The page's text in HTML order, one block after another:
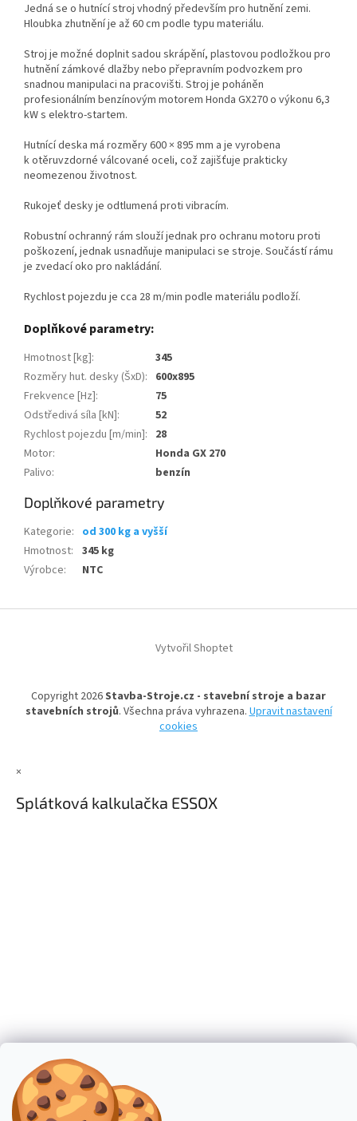
Jedná se o hutnící stroj vhodný především pro hutnění zemi.
Hloubka zhutnění je až 60 cm podle typu materiálu.
Stroj je možné doplnit sadou skrápění, plastovou podložkou pro
hutnění zámkové dlažby nebo přepravním podvozkem pro
snadnou manipulaci na pracovišti. Stroj je poháněn
profesionálním benzínovým motorem Honda GX270 o výkonu 6,3
kW s elektro-startem.
Hutnící deska má rozměry 600 × 895 mm a je vyrobena
k otěruvzdorné válcované oceli, což zajišťuje prakticky
neomezenou životnost.
Rukojeť desky je odtlumená proti vibracím.
Robustní ochranný rám slouží jednak pro ochranu motoru proti
poškození, jednak usnadňuje manipulaci se stroje. Součástí rámu
je zvedací oko pro nakládání.
Rychlost pojezdu je cca 28 m/min podle materiálu podloží.
Doplňkové parametry:
Hmotnost [kg]:
345
Rozměry hut. desky (ŠxD): 600x895
Frekvence [Hz]:
75
Odstředivá síla [kN]:
52
Rychlost pojezdu [m/min]: 28
Motor:
Honda GX 270
Palivo: benzín
Doplňkové parametry
Kategorie: od 300 kg a vyšší
Hmotnost: 345 kg
Výrobce: NTC
Vytvořil Shoptet
Copyright 2026Stavba-Stroje.cz - stavební stroje a bazar
stavebních strojů. Všechna práva vyhrazena.Upravit nastavení
cookies
×
Splátková kalkulačka ESSOX